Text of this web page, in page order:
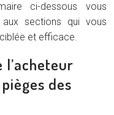
ci-dessous vous
aux sections qui vous
et efficace.
l’acheteur
des